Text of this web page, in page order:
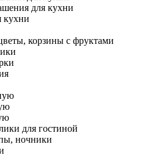
для кухни
кухни
корзины с фруктами
для гостиной
ночники